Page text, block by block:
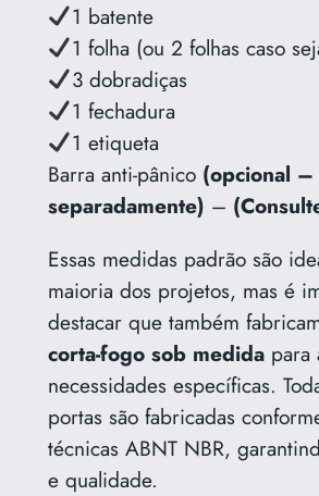
1 batente
1 folha (ou 2 folhas caso
3 dobradiças
1 fechadura
1 etiqueta
Barra anti-pânico (opcional
separadamente) –
Essas medidas padrão são
maioria dos projetos, mas é
destacar que também
corta-fogo sob medidapara
necessidades específicas.
portas são fabricadas
técnicas ABNT NBR,
e qualidade.